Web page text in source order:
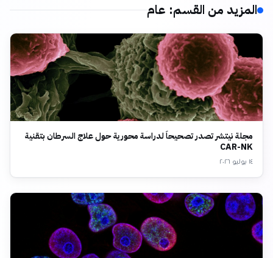
المزيد من القسم: عام
مجلة نيتشر تصدر تصحيحاً لدراسة محورية حول علاج السرطان بتقنية
CAR-NK
١٤ يوليو ٢٠٢٦